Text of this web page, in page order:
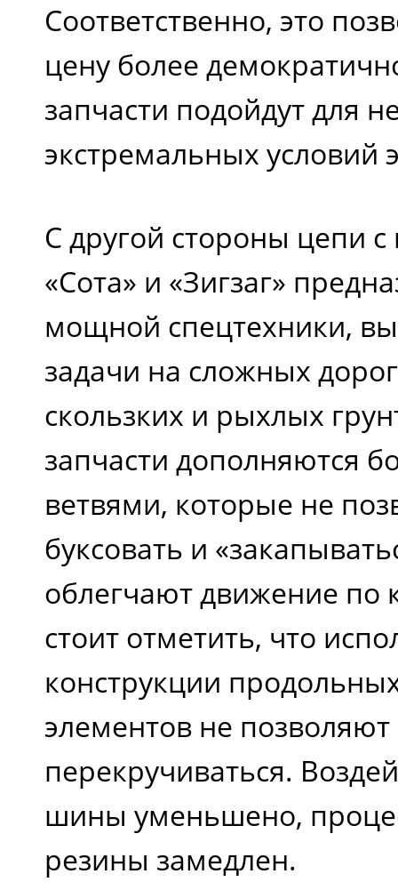
Соответственно, это
цену более
запчасти подойдут для
экстремальных условий
С другой стороны цепи
«Сота» и «Зигзаг»
мощной спецтехники,
задачи на сложных
скользких и рыхлых
запчасти дополняются
ветвями, которые не
буксовать и
облегчают движение по
стоит отметить, что
конструкции
элементов не
перекручиваться.
шины уменьшено,
резины замедлен.